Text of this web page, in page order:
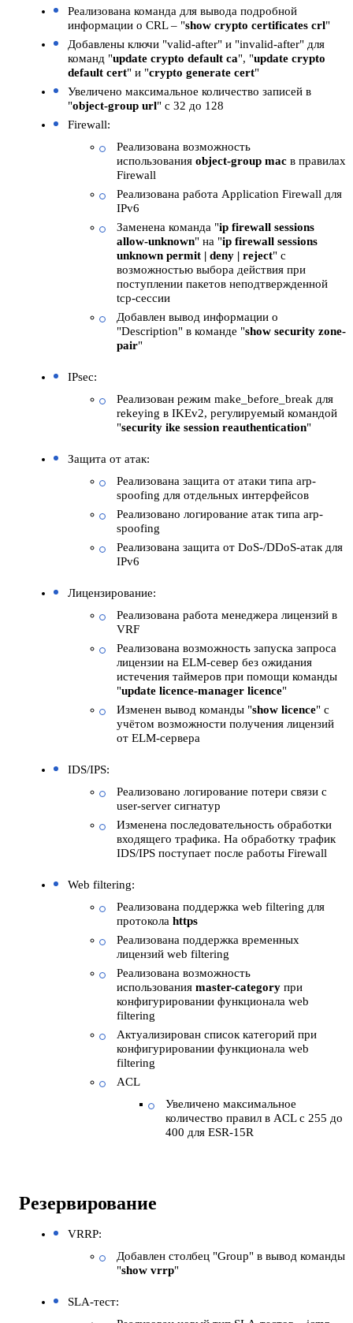
Реализована команда для вывода подробной
информации о CRL – "show crypto certificates crl"
Добавлены ключи "valid-after" и "invalid-after" для
команд "update crypto default ca", "update crypto
default cert" и "crypto generate cert"
Увеличено максимальное количество записей в
"object-group url" с 32 до 128
Firewall:
Реализована возможность
использования object-group mac в правилах
Firewall
Реализована работа Application Firewall для
IPv6
Заменена команда "ip firewall sessions
allow-unknown" на "ip firewall sessions
unknown permit | deny | reject" с
возможностью выбора действия при
поступлении пакетов неподтвержденной
tcp-сессии
Добавлен вывод информации о
"Description" в команде "show security zone-
pair"
IPsec:
Реализован режим make_before_break для
rekeying в IKEv2, регулируемый командой
"security ike session reauthentication"
Защита от атак:
Реализована защита от атаки типа arp-
spoofing для отдельных интерфейсов
Реализовано логирование атак типа arp-
spoofing
Реализована защита от DoS-/DDoS-атак для
IPv6
Лицензирование:
Реализована работа менеджера лицензий в
VRF
Реализована возможность запуска запроса
лицензии на ELM-север без ожидания
истечения таймеров при помощи команды
"update licence-manager licence"
Изменен вывод команды "show licence" с
учётом возможности получения лицензий
от ELM-сервера
IDS/IPS:
Реализовано логирование потери связи с
user-server сигнатур
Изменена последовательность обработки
входящего трафика. На обработку трафик
IDS/IPS поступает после работы Firewall
Web filtering:
Реализована поддержка web filtering для
протокола https
Реализована поддержка временных
лицензий web filtering
Реализована возможность
использования master-category при
конфигурировании функционала web
filtering
Актуализирован список категорий при
конфигурировании функционала web
filtering
ACL
Увеличено максимальное
количество правил в ACL с 255 до
400 для ESR-15R
Резервирование
VRRP:
Добавлен столбец "Group" в вывод команды
"show vrrp"
SLA-тест: